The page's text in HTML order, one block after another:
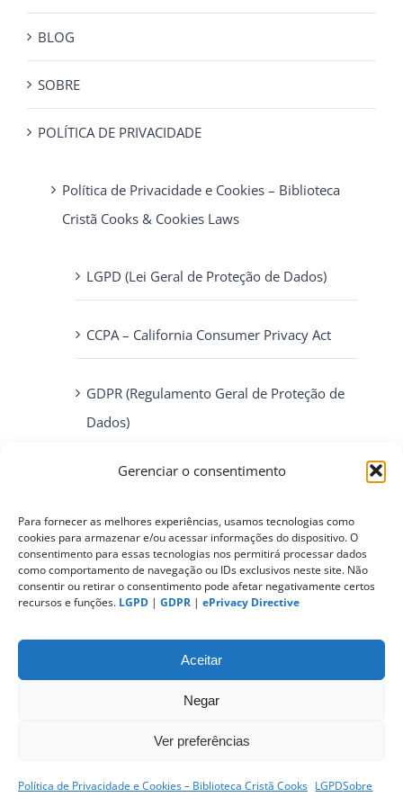
Gerenciar o consentimento
Para fornecer as melhores experiências, usamos tecnologias como
cookies para armazenar e/ou acessar informações do dispositivo. O
consentimento para essas tecnologias nos permitirá processar dados
como comportamento de navegação ou IDs exclusivos neste site. Não
consentir ou retirar o consentimento pode afetar negativamente certos
recursos e funções. LGPD | GDPR | ePrivacy Directive
Aceitar
Negar
Ver preferências
Política de Privacidade e Cookies – Biblioteca Cristã Cooks LGPDSobre
BLOG
SOBRE
POLÍTICA DE PRIVACIDADE
Política de Privacidade e Cookies – Biblioteca
Cristã Cooks & Cookies Laws
LGPD (Lei Geral de Proteção de Dados)
CCPA – California Consumer Privacy Act
GDPR (Regulamento Geral de Proteção de
Dados)
ePrivacy Directive (Diretiva ePrivacidade)
PIPEDA (Personal Information Protection
and Electronic Documents Act)